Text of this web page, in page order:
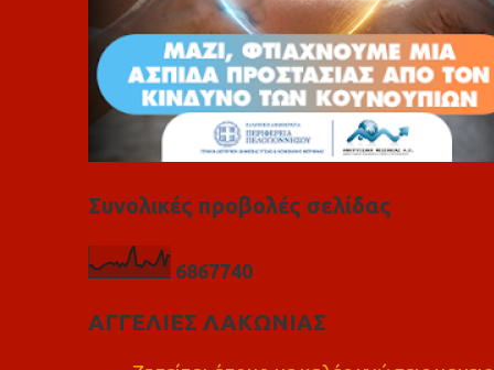
Συνολικές προβολές σελίδας
6867740
ΑΓΓΕΛΙΕΣ ΛΑΚΩΝΙΑΣ